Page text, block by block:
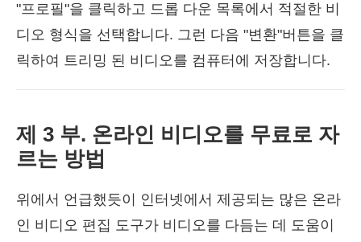
"프로필"을 클릭하고 드롭 다운 목록에서 적절한 비
디오 형식을 선택합니다. 그런 다음 "변환"버튼을 클
릭하여 트리밍 된 비디오를 컴퓨터에 저장합니다.
제 3 부. 온라인 비디오를 무료로 자
르는 방법
위에서 언급했듯이 인터넷에서 제공되는 많은 온라
인 비디오 편집 도구가 비디오를 다듬는 데 도움이